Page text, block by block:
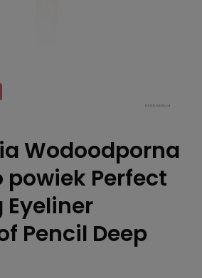
Wodoodporna
powiek Perfect
Eyeliner
Pencil Deep